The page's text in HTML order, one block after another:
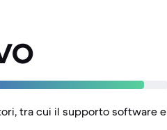
tra cui il supporto software e